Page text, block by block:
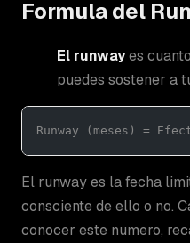
Formula del
El runwayes
puedes sostener a
Runway (meses) =
El runway es la fecha
consciente de ello o no.
conocer este numero,